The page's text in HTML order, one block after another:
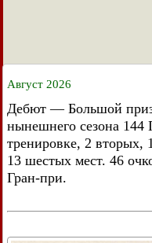
Август 2026
Дебют — Большой
нынешнего сезона 144
тренировке, 2 вторых,
13 шестых мест. 46
Гран-при.